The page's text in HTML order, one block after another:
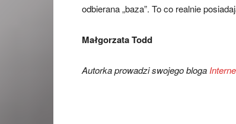
odbierana „baza”. To co realnie
Małgorzata Todd
Autorka prowadzi swojego bloga